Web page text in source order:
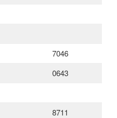
7046
0643
8711